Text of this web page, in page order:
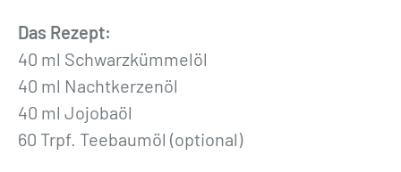
Das Rezept:
40 ml Schwarzkümmelöl
40 ml Nachtkerzenöl
40 ml Jojobaöl
60 Trpf. Teebaumöl (optional)